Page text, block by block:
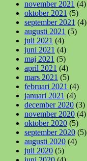
november 2021 (4)
oktober 2021 (5)
september 2021 (4)
augusti 2021 (5)
juli 2021 (4)
juni 2021 (4)
maj 2021 (5)
april 2021 (4)
mars 2021 (5)
februari 2021 (4)
januari 2021 (4)
december 2020 (3)
november 2020 (4)
oktober 2020 (5)
september 2020 (5)
augusti 2020 (4)
juli 2020 (5)